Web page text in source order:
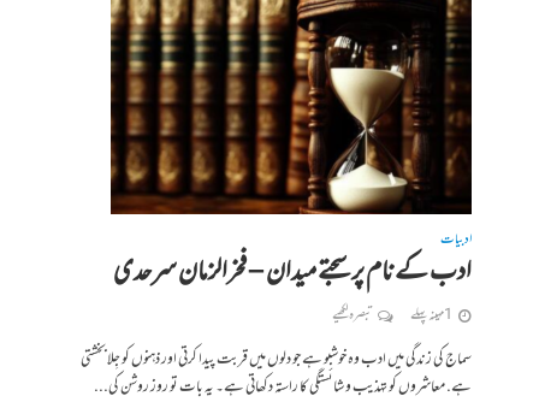
ادبیات
ادب کے نام پر سجتے میدان – فخرالزمان سرحدی
1 مہینہ پہلے تبصرہ لکھیے
سماج کی زندگی میں ادب وہ خوشبو ہے جو دلوں میں قربت پیدا کرتی اور ذہنوں کو جِلا بخشتی
ہے. معاشروں کو تہذیب و شائستگی کا راستہ دکھاتی ہے۔ یہ بات تو روز روشن کی...